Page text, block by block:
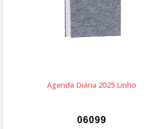
Agenda Diária 2025 Linho
06099